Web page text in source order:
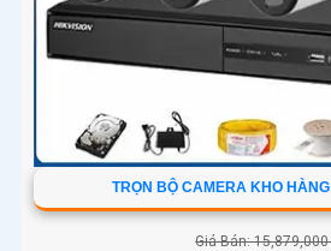
TRỌN BỘ CAMERA KHO
Giá Bán: